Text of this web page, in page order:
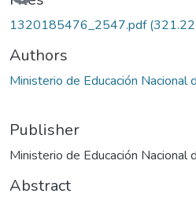
1320185476_2547.pdf
Authors
Ministerio de Educación Nacional
Publisher
Ministerio de Educación Nacional
Abstract